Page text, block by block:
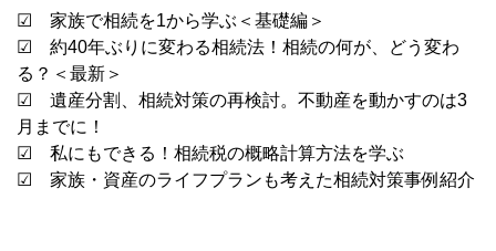
☑ 家族で相続を1から学ぶ＜基礎編＞
☑ 約40年ぶりに変わる相続法！相続の何が、どう変わ
る？＜最新＞
☑ 遺産分割、相続対策の再検討。不動産を動かすのは3
月までに！
☑ 私にもできる！相続税の概略計算方法を学ぶ
☑ 家族・資産のライフプランも考えた相続対策事例紹介